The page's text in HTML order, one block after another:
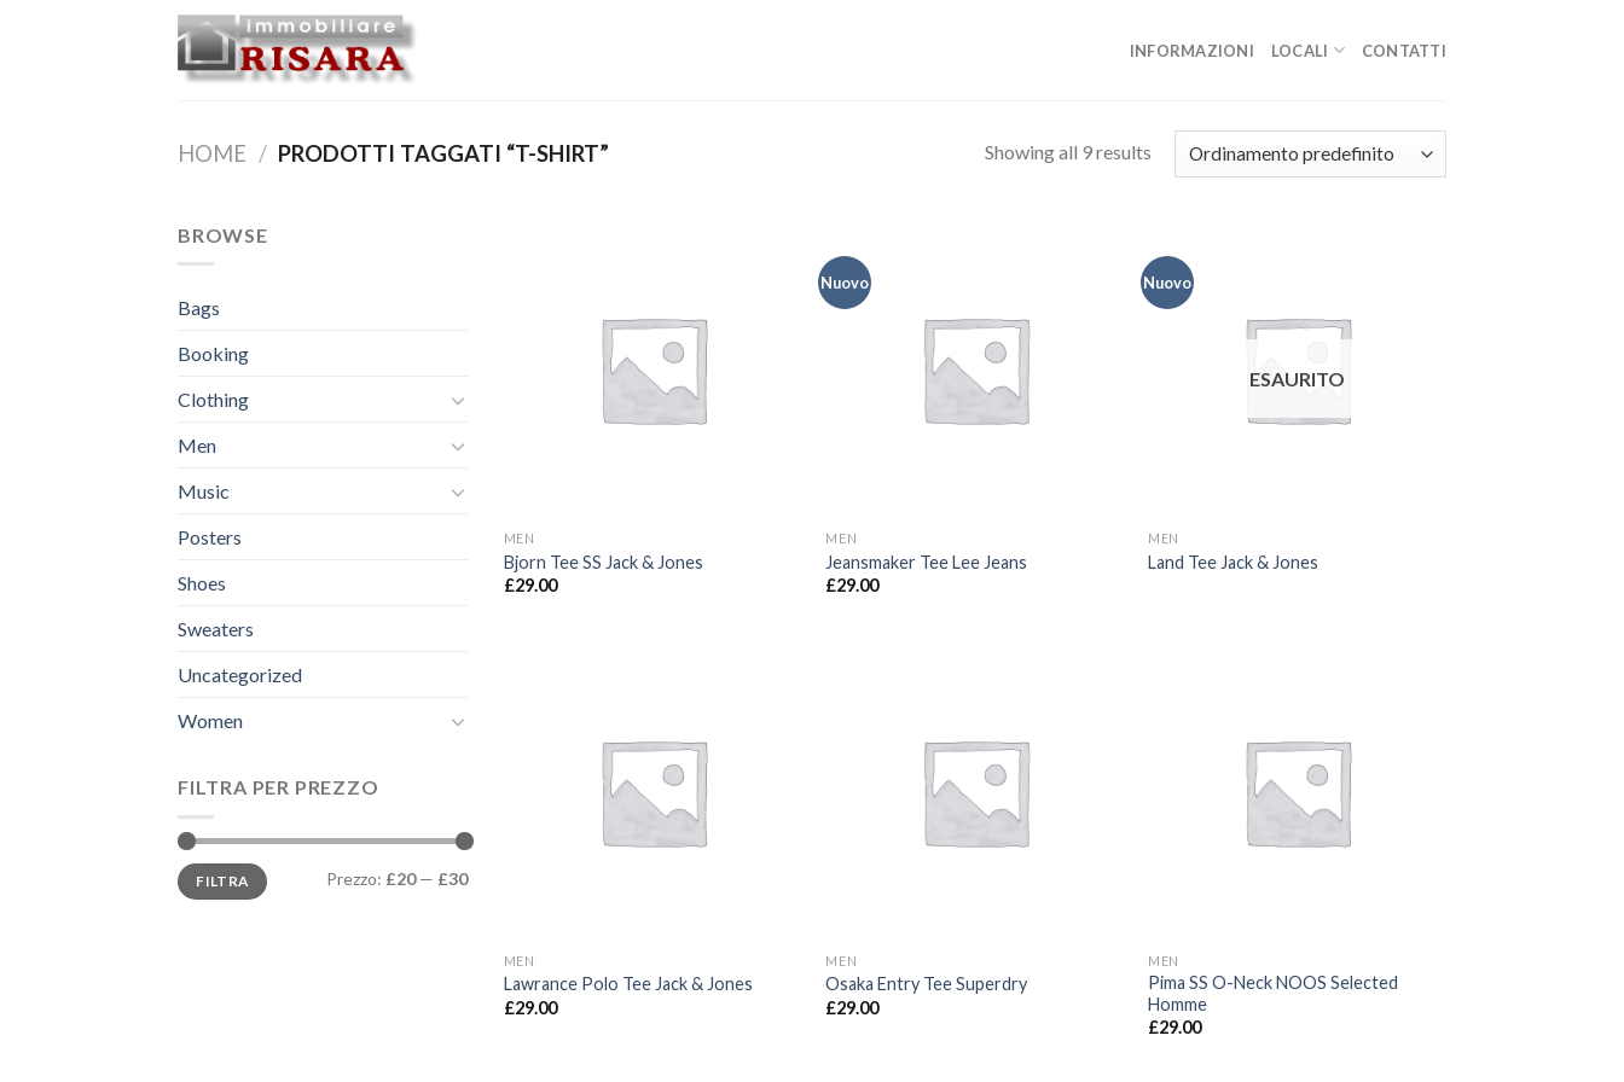
INFORMAZIONI LOCALI CONTATTI
HOME / PRODOTTI TAGGATI “T-SHIRT” Showing all 9 results
BROWSE
Bags
Booking
Clothing
Men
Music
Posters
Shoes
Sweaters
Uncategorized
Women
FILTRA PER PREZZO
Prezzo
Min
Prezzo
MaxFILTRA Prezzo: £20— £30
MEN
Bjorn Tee SS Jack & Jones
£29.00
Nuovo
MEN
Jeansmaker Tee Lee Jeans
£29.00
Nuovo
ESAURITO
MEN
Land Tee Jack & Jones
MEN
Lawrance Polo Tee Jack & Jones
£29.00
MEN
Osaka Entry Tee Superdry
£29.00
MEN
Pima SS O-Neck NOOS Selected
Homme
£29.00